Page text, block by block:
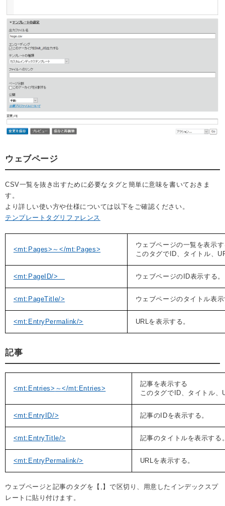
ウェブページ
CSV一覧を抜き出すために必要なタグと簡単に意味を書いておきま
す。
より詳しい使い方や仕様については以下をご確認ください。
テンプレートタグリファレンス
<mt:Pages>～</mt:Pages>
ウェブページの一覧を表示
このタグでID、タイトル、
<mt:PageID/> ウェブページのID表示する。
<mt:PageTitle/> ウェブページのタイトル表
<mt:EntryPermalink/> URLを表示する。
記事
<mt:Entries> ～</mt:Entries>
記事を表示する
このタグでID、タイトル
<mt:EntryID/> 記事のIDを表示する。
<mt:EntryTitle/> 記事のタイトルを表示する
<mt:EntryPermalink/> URLを表示する。
ウェブページと記事のタグを【,】で区切り、用意したインデックスプ
レートに貼り付けます。